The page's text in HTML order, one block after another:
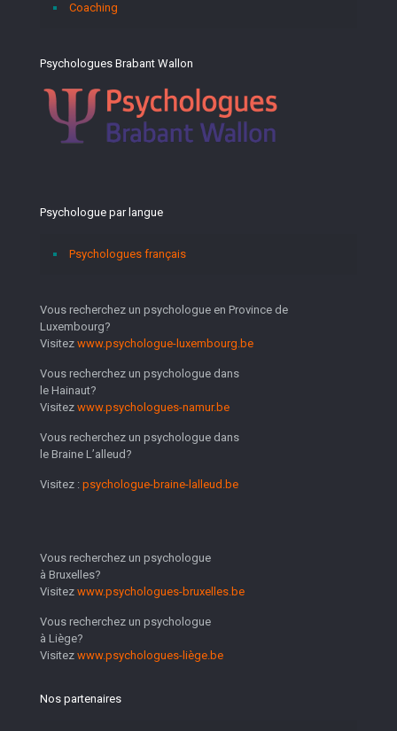
Coaching
Psychologues Brabant Wallon
Psychologue par langue
Psychologues français
Vous recherchez un psychologue en Province de
Luxembourg?
Visitez www.psychologue-luxembourg.be
Vous recherchez un psychologue dans
le Hainaut?
Visitez www.psychologues-namur.be
Vous recherchez un psychologue dans
le Braine L’alleud?
Visitez : psychologue-braine-lalleud.be
Vous recherchez un psychologue
à Bruxelles?
Visitez www.psychologues-bruxelles.be
Vous recherchez un psychologue
à Liège?
Visitez www.psychologues-liège.be
Nos partenaires